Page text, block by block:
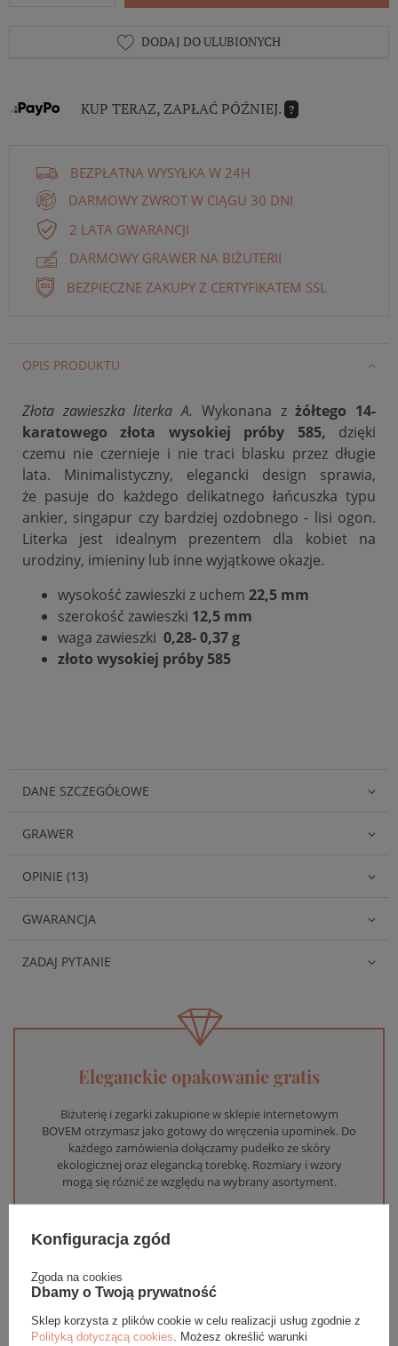
DODAJ DO ULUBIONYCH
KUP TERAZ, ZAPŁAĆ PÓŹNIEJ. ?
BEZPŁATNA WYSYŁKA W 24H
DARMOWY ZWROT W CIĄGU 30 DNI
2 LATA GWARANCJI
DARMOWY GRAWER NA BIŻUTERII
BEZPIECZNE ZAKUPY Z CERTYFIKATEM SSL
OPIS PRODUKTU
Złota zawieszka literka A. Wykonana zżółtego 14-
karatowego złota wysokiej próby 585, dzięki
czemu nie czernieje i nie traci blasku przez długie
lata. Minimalistyczny, elegancki design sprawia,
że pasuje do każdego delikatnego łańcuszka typu
ankier, singapur czy bardziej ozdobnego - lisi ogon.
Literka jest idealnym prezentem dla kobiet na
urodziny, imieniny lub inne wyjątkowe okazje.
wysokość zawieszki z uchem 22,5 mm
szerokość zawieszki 12,5 mm
waga zawieszki 0,28- 0,37 g
złoto wysokiej próby 585
DANE SZCZEGÓŁOWE
GRAWER
OPINIE (13)
GWARANCJA
ZADAJ PYTANIE
Eleganckie opakowanie gratis
Biżuterię i zegarki zakupione w sklepie internetowym
BOVEM otrzymasz jako gotowy do wręczenia upominek. Do
każdego zamówienia dołączamy pudełko ze skóry
ekologicznej oraz elegancką torebkę. Rozmiary i wzory
mogą się różnić ze względu na wybrany asortyment.
Konfiguracja zgód
Zgoda na cookies
Dbamy o Twoją prywatność
Sklep korzysta z plików cookie w celu realizacji usług zgodnie z
Polityką dotyczącą cookies . Możesz określić warunki